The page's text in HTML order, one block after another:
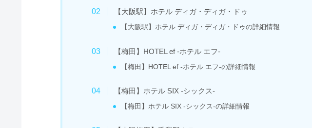
【大阪駅】ホテル ディガ・ディガ・ドゥ
【大阪駅】ホテル ディガ・ディガ・ドゥの詳細情報
【梅田】HOTEL ef -ホテル エフ-
【梅田】HOTEL ef -ホテル エフ-の詳細情報
【梅田】ホテル SIX -シックス-
【梅田】ホテル SIX -シックス-の詳細情報